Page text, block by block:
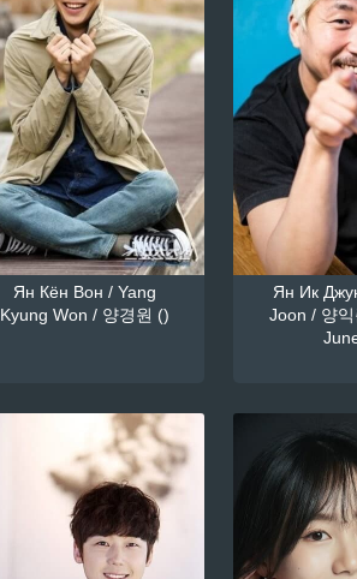
Ян Кён Вон / Yang
Kyung Won / 양경원 ()
Ян Ик
Joon / 양